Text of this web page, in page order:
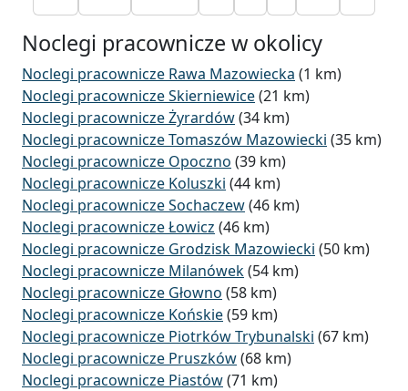
Noclegi pracownicze w okolicy
Noclegi pracownicze Rawa Mazowiecka (1 km)
Noclegi pracownicze Skierniewice(21 km)
Noclegi pracownicze Żyrardów(34 km)
Noclegi pracownicze Tomaszów Mazowiecki (35 km)
Noclegi pracownicze Opoczno (39 km)
Noclegi pracownicze Koluszki (44 km)
Noclegi pracownicze Sochaczew(46 km)
Noclegi pracownicze Łowicz (46 km)
Noclegi pracownicze Grodzisk Mazowiecki (50 km)
Noclegi pracownicze Milanówek(54 km)
Noclegi pracownicze Głowno (58 km)
Noclegi pracownicze Końskie(59 km)
Noclegi pracownicze Piotrków Trybunalski (67 km)
Noclegi pracownicze Pruszków(68 km)
Noclegi pracownicze Piastów(71 km)